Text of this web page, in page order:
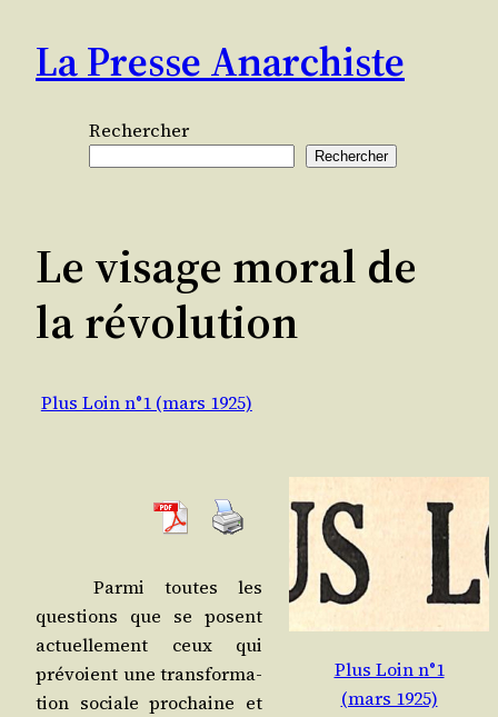
contenu
La Presse Anarchiste
Rechercher
Rechercher
Le visage moral de
la révolution
Plus Loin n°1 (mars 1925)
Par­mi toutes les
ques­tions que se posent
actuel­le­ment ceux qui
pré­voient une trans­for­ma­
tion sociale pro­chaine et
Plus Loin n°1
(mars 1925)